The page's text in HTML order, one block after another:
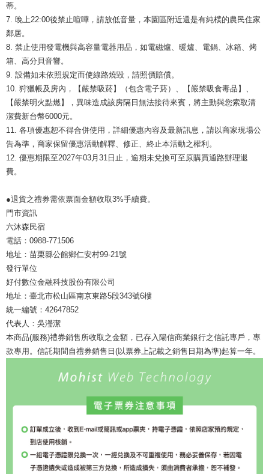
蒂。
7. 晚上22:00後禁止喧嘩，請放低音量，本園區附近還是有純樸的農民住家
鄰居。
8. 禁止使用發電機與高容量電器用品，如電磁爐、暖爐、電鍋、冰箱、烤
箱、高分貝音響。
9. 設備如未依照規定而使線路燒毀，請照價賠償。
10. 狩獵帳及房內，【嚴禁吸菸】（包含電子菸）、【嚴禁吸食毒品】、
【嚴禁明火點燃】，異味造成該房隔日無法接待來賓，將主動與您索取清
潔費新台幣6000元。
11. 各項優惠恕不得合併使用，詳細優惠內容及最新訊息，請以商家現場公
告為準，商家保留優惠活動解釋、修正、終止本活動之權利。
12. 優惠期限至2027年03月31日止，逾期未兌換可至原購買通路辦理退
費。
●退貨之禮券需依票面金額收取3%手續費。
門市資訊
六沐森民宿
電話：0988-771506
地址：苗栗縣公館鄉仁安村99-21號
發行單位
好付數位金融科技股份有限公司
地址：臺北市松山區南京東路5段343號6樓
統一編號：42647852
代表人：吳瀅潔
本商品(服務)禮券銷售所收取之金額，已存入陽信商業銀行之信託專戶，專
款專用。信託期間自禮券銷售日(以票券上記載之銷售日期為準)起算一年。